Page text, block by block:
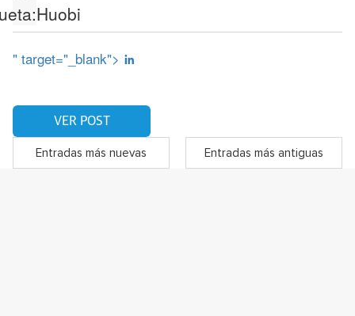
Huobi
" target="_blank">
VER POST
Entradas más nuevas Entradas más antiguas